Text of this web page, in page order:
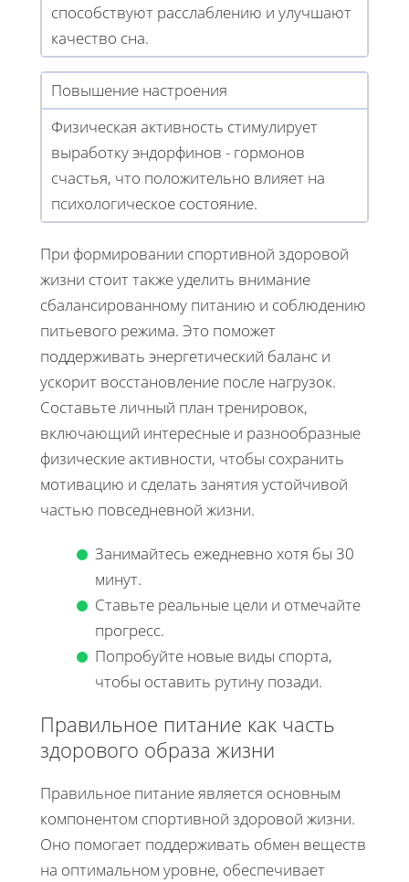
способствуют расслаблению и улучшают
качество сна.
Повышение настроения
Физическая активность стимулирует
выработку эндорфинов - гормонов
счастья, что положительно влияет на
психологическое состояние.
При формировании спортивной здоровой
жизни стоит также уделить внимание
сбалансированному питанию и соблюдению
питьевого режима. Это поможет
поддерживать энергетический баланс и
ускорит восстановление после нагрузок.
Составьте личный план тренировок,
включающий интересные и разнообразные
физические активности, чтобы сохранить
мотивацию и сделать занятия устойчивой
частью повседневной жизни.
Занимайтесь ежедневно хотя бы 30
минут.
Ставьте реальные цели и отмечайте
прогресс.
Попробуйте новые виды спорта,
чтобы оставить рутину позади.
Правильное питание как часть
здорового образа жизни
Правильное питание является основным
компонентом спортивной здоровой жизни.
Оно помогает поддерживать обмен веществ
на оптимальном уровне, обеспечивает